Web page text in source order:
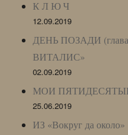
К Л Ю Ч
12.09.2019
ДЕНЬ ПОЗАДИ
ВИТАЛИС»
02.09.2019
МОИ
25.06.2019
ИЗ «Вокруг да около»